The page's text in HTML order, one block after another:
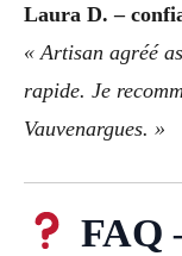
Laura D. –
« Artisan agréé
rapide. Je
Vauvenargues. »
FAQ